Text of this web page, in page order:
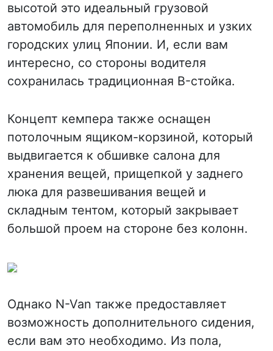
высотой это идеальный грузовой
автомобиль для переполненных и узких
городских улиц Японии. И, если вам
интересно, со стороны водителя
сохранилась традиционная B-стойка.
Концепт кемпера также оснащен
потолочным ящиком-корзиной, который
выдвигается к обшивке салона для
хранения вещей, прищепкой у заднего
люка для развешивания вещей и
складным тентом, который закрывает
большой проем на стороне без колонн.
Однако N-Van также предоставляет
возможность дополнительного сидения,
если вам это необходимо. Из пола,